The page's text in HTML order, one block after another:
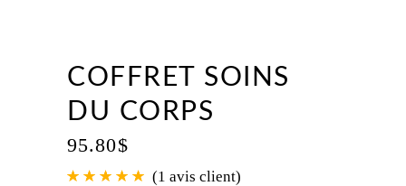
COFFRET SOINS
DU CORPS
95.80$
Noté
1
(1 avis client)